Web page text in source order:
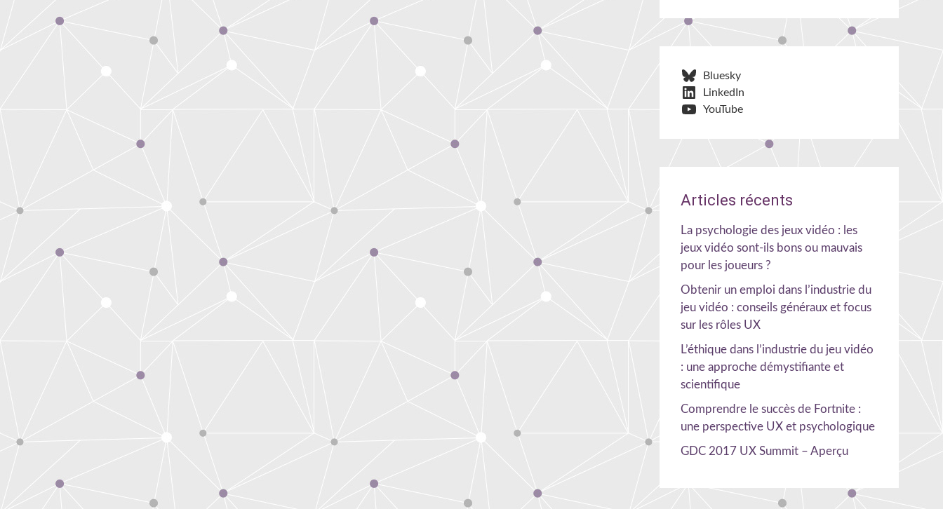
Bluesky
LinkedIn
YouTube
Articles récents
La psychologie des jeux vidéo : les
jeux vidéo sont-ils bons ou mauvais
pour les joueurs ?
Obtenir un emploi dans l’industrie du
jeu vidéo : conseils généraux et focus
sur les rôles UX
L’éthique dans l’industrie du jeu vidéo
: une approche démystifiante et
scientifique
Comprendre le succès de Fortnite :
une perspective UX et psychologique
GDC 2017 UX Summit – Aperçu